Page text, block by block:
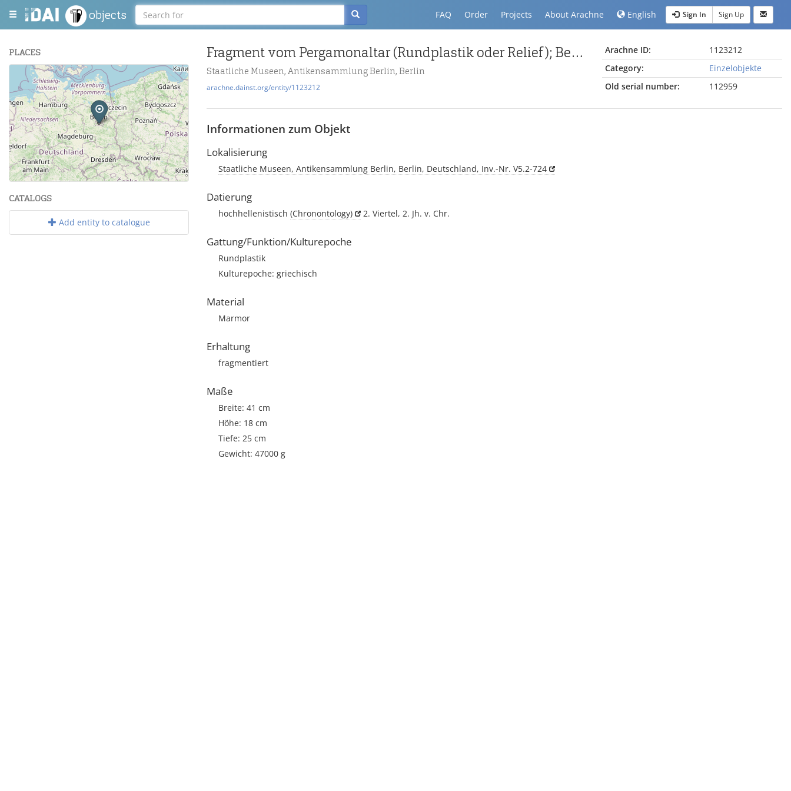
objects FAQ Order Projects About Arachne English Sign In Sign Up
PLACES
+
−
Leaflet| Maps and Data ©OpenStreetMap.
CATALOGS
Add entity to catalogue
Fragment vom Pergamonaltar (Rundplastik oder Relief); Berlin:Relief / Statue (?), Gewandstück
Staatliche Museen, Antikensammlung Berlin, Berlin
arachne.dainst.org/entity/1123212
Arachne ID:
1123212
Category:
Einzelobjekte
Old serial number:
112959
Informationen zum Objekt
Lokalisierung
Staatliche Museen, Antikensammlung Berlin, Berlin, Deutschland, Inv.-Nr. V5.2-724
Datierung
hochhellenistisch (Chronontology) 2. Viertel, 2. Jh. v. Chr.
Gattung/Funktion/Kulturepoche
Rundplastik
Kulturepoche: griechisch
Material
Marmor
Erhaltung
fragmentiert
Maße
Breite: 41 cm
Höhe: 18 cm
Tiefe: 25 cm
Gewicht: 47000 g